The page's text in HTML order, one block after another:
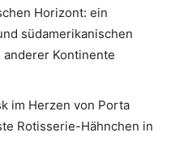
Horizont: ein
südamerikanischen
anderer Kontinente
im Herzen von Porta
Rotisserie-Hähnchen in